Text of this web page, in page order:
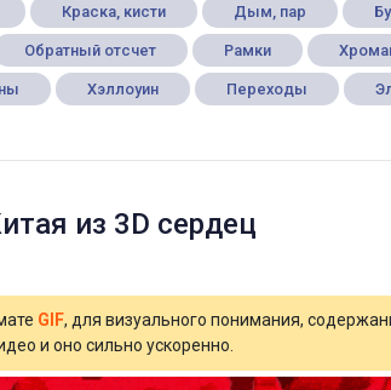
Краска, кисти Дым, пар
Обратный отсчет Рамки
Хэллоуин Переходы
из 3D сердец
GIF, для визуального понимания,
и оно сильно ускоренно.